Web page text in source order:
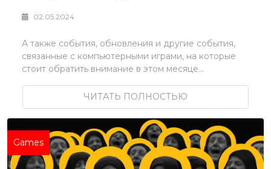
02.05.2024
А также события, обновления и другие события,
связанные с компьютерными играми, на которые
стоит обратить внимание в этом месяце...
ЧИТАТЬ ПОЛНОСТЬЮ
Games